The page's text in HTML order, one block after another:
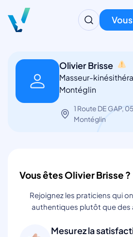
Olivier Brisse
Masseur-
Montéglin
1 Route DE GAP,
Montéglin
Vous êtes Olivier Brisse ?
Rejoignez les praticiens qui
authentiques plutôt que des
Mesurez la